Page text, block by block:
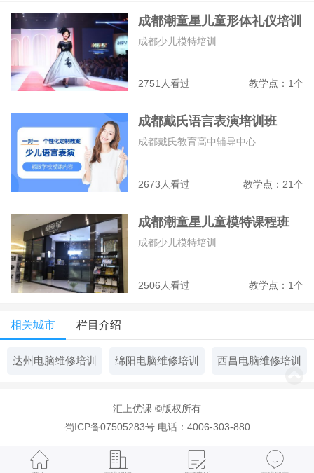
成都潮童星儿童形体礼仪培训
班
2751人看过 教学点：1个
成都少儿模特培训
成都戴氏语言表演培训班
2673人看过 教学点：21个
成都戴氏教育高中辅导中心
成都潮童星儿童模特课程班
2506人看过 教学点：1个
成都少儿模特培训
相关城市 栏目介绍
达州电脑维修培训 绵阳电脑维修培训 西昌电脑维修培训
汇上优课 ©版权所有
蜀ICP备07505283号电话：4006-303-880